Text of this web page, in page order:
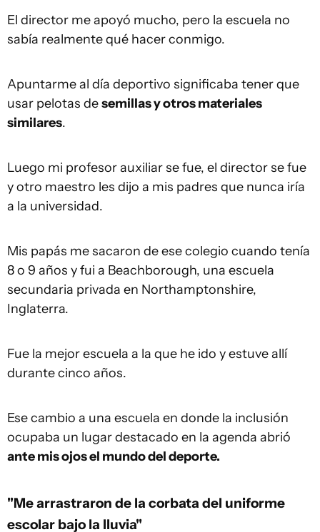
El director me apoyó mucho, pero la escuela no
sabía realmente qué hacer conmigo.
Apuntarme al día deportivo significaba tener que
usar pelotas desemillas y otrosmateriales
similares.
Luego mi profesor auxiliar se fue, el director se fue
y otro maestro les dijo a mis padres que nunca iría
a la universidad.
Mis papás me sacaron de ese colegio cuando tenía
8 o 9 años y fui a Beachborough, una escuela
secundaria privada en Northamptonshire,
Inglaterra.
Fue la mejor escuela a la que he ido y estuve allí
durante cinco años.
Ese cambio a una escuela en donde la inclusión
ocupaba un lugar destacado en la agenda abrió
ante mis ojos el mundo del deporte.
"Me arrastraron de la corbata del uniforme
escolar bajo la lluvia"